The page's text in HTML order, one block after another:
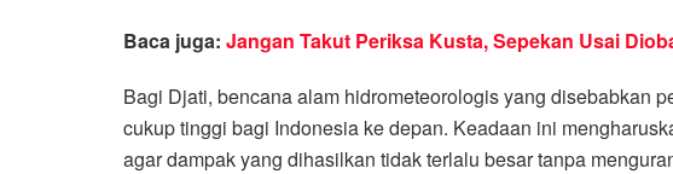
Baca juga: Jangan Takut Periksa Kusta, Sepekan Usai
Bagi Djati, bencana alam hidrometeorologis yang disebabkan
cukup tinggi bagi Indonesia ke depan. Keadaan ini
agar dampak yang dihasilkan tidak terlalu besar tanpa